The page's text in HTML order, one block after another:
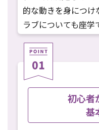
的な動きを身につ
ラブについても座学
初心者
基